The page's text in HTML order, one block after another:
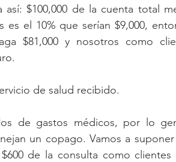
$100,000 de la cuenta total
es el 10% que serían $9,000,
$81,000 y nosotros como
de salud recibido.
de gastos médicos, por lo
un copago. Vamos a
de la consulta como clientes